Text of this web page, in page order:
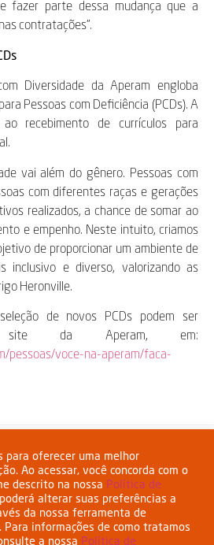
fazer parte dessa mudança que a
contratações”.
Diversidade da Aperam engloba
Pessoas com Deficiência (PCDs). A
recebimento de currículos para
vai além do gênero. Pessoas com
com diferentes raças e gerações
realizados, a chance de somar ao
e empenho. Neste intuito, criamos
de proporcionar um ambiente de
inclusivo e diverso, valorizando as
Heronville.
de novos PCDs podem ser
site da Aperam, em:
pessoas/voce-na-aperam/faca-
para oferecer uma melhor
Ao acessar, você concorda com o
descrito na nossa Política de
alterar suas preferências a
da nossa ferramenta de
. Para informações de como tratamos
a nossa Política de